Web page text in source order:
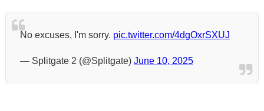
No excuses, I'm sorry. pic.twitter.com/4dgOxrSXUJ
— Splitgate 2 (@Splitgate) June 10, 2025